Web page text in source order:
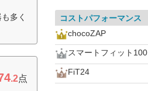
多く
.2点
コストパフォーマンス
chocoZAP
スマートフィット100
FiT24